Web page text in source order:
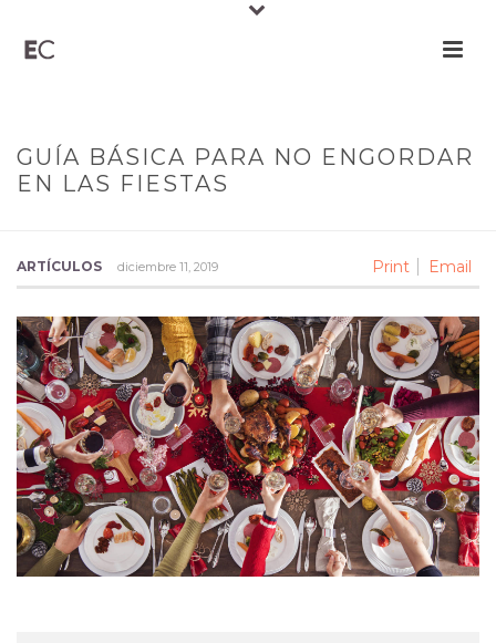
GUÍA BÁSICA PARA NO ENGORDAR
EN LAS FIESTAS
Print Email
ARTÍCULOS diciembre 11, 2019